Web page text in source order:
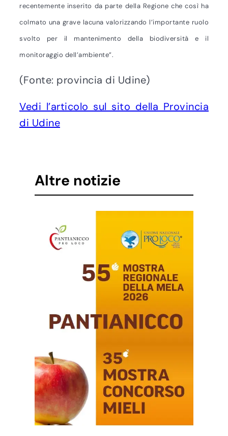
recentemente inserito da parte della Regione che così ha
colmato una grave lacuna valorizzando l’importante ruolo
svolto per il mantenimento della biodiversità e il
monitoraggio dell’ambiente”.
(Fonte: provincia di Udine)
Vedi l’articolo sul sito della Provincia
di Udine
Altre notizie